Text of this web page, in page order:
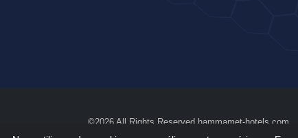
©2026 All Rights Reserved hammamet-hotels.com